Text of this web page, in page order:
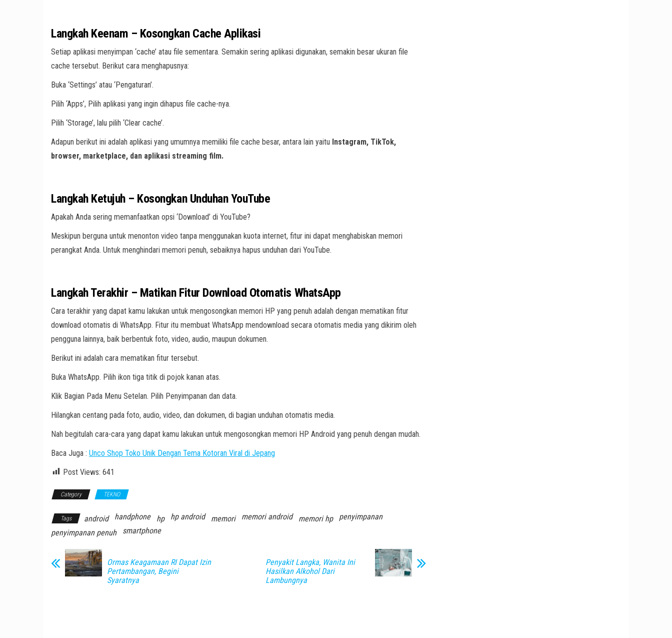
Langkah Keenam – Kosongkan Cache Aplikasi
Setiap aplikasi menyimpan ‘cache’ atau file sementara. Semakin sering aplikasi digunakan, semakin besar ukuran file
cache tersebut. Berikut cara menghapusnya:
Buka ‘Settings’ atau ‘Pengaturan’.
Pilih ‘Apps’, Pilih aplikasi yang ingin dihapus file cache-nya.
Pilih ‘Storage’, lalu pilih ‘Clear cache’.
Adapun berikut ini adalah aplikasi yang umumnya memiliki file cache besar, antara lain yaitu Instagram, TikTok,
browser, marketplace, dan aplikasi streaming film.
Langkah Ketujuh – Kosongkan Unduhan YouTube
Apakah Anda sering memanfaatkan opsi ‘Download’ di YouTube?
Meskipun berguna untuk menonton video tanpa menggunakan kuota internet, fitur ini dapat menghabiskan memori
perangkat Anda. Untuk menghindari memori penuh, sebaiknya hapus unduhan dari YouTube.
Langkah Terakhir – Matikan Fitur Download Otomatis WhatsApp
Cara terakhir yang dapat kamu lakukan untuk mengosongkan memori HP yang penuh adalah dengan mematikan fitur
download otomatis di WhatsApp. Fitur itu membuat WhatsApp mendownload secara otomatis media yang dikirim oleh
pengguna lainnya, baik berbentuk foto, video, audio, maupun dokumen.
Berikut ini adalah cara mematikan fitur tersebut.
Buka WhatsApp. Pilih ikon tiga titik di pojok kanan atas.
Klik Bagian Pada Menu Setelan. Pilih Penyimpanan dan data.
Hilangkan centang pada foto, audio, video, dan dokumen, di bagian unduhan otomatis media.
Nah begitulah cara-cara yang dapat kamu lakukan untuk mengosongkan memori HP Android yang penuh dengan mudah.
Baca Juga : Unco Shop Toko Unik Dengan Tema Kotoran Viral di Jepang
Post Views: 641
Category TEKNO
Tags android handphone hp hp android memori memori android memori hp
penyimpanan
penyimpanan penuh
smartphone
Ormas Keagamaan RI Dapat Izin
Pertambangan, Begini
Syaratnya
Penyakit Langka, Wanita Ini
Hasilkan Alkohol Dari
Lambungnya